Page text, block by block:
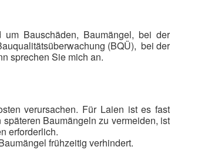
Bauschäden, Baumängel, bei der
(BQÜ), bei der
sprechen Sie mich an.
verursachen. Für Laien ist es fast
Baumängeln zu vermeiden, ist
erforderlich.
frühzeitig verhindert.